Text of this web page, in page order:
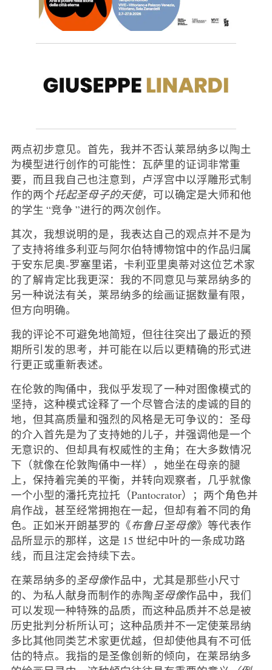
两点初步意见。首先，我并不否认莱昂纳多以陶土
为模型进行创作的可能性：瓦萨里的证词非常重
要，而且我自己也注意到，卢浮宫中以浮雕形式制
作的两个托起圣母子的天使，可以确定是大师和他
的学生 “竞争 ”进行的两次创作。
其次，我想说明的是，我表达自己的观点并不是为
了支持将维多利亚与阿尔伯特博物馆中的作品归属
于安东尼奥-罗塞里诺，卡利亚里奥蒂对这位艺术家
的了解肯定比我更深：我的不同意见与莱昂纳多的
另一种说法有关，莱昂纳多的绘画证据数量有限，
但方向明确。
我的评论不可避免地简短，但往往突出了最近的预
期所引发的思考，并可能在以后以更精确的形式进
行更正或重新表述。
在伦敦的陶俑中，我似乎发现了一种对图像模式的
坚持，这种模式诠释了一个尽管合法的虔诚的目的
地，但其高质量和强烈的风格是无可争议的：圣母
的介入首先是为了支持她的儿子，并强调他是一个
无意识的、但却具有权威性的主角；在大多数情况
下（就像在伦敦陶俑中一样），她坐在母亲的腿
上，保持着完美的平衡，并转向观察者，几乎就像
一个小型的潘托克拉托（Pantocrator）；两个角色并
肩作战，甚至经常拥抱在一起，但却有着不同的角
色。正如米开朗基罗的《布鲁日圣母像》等代表作
品所显示的那样，这是 15 世纪中叶的一条成功路
线，而且注定会持续下去。
在莱昂纳多的圣母像作品中，尤其是那些小尺寸
的、为私人献身而制作的赤陶圣母像作品中，我们
可以发现一种特殊的品质，而这种品质并不总是被
历史批判分析所认可；这种品质并不一定使莱昂纳
多比其他同类艺术家更优越，但却使他具有不可低
估的特点。我指的是圣像创新的倾向，在莱昂纳多